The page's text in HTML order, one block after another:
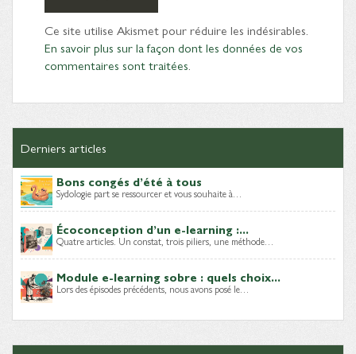
Ce site utilise Akismet pour réduire les indésirables.
En savoir plus sur la façon dont les données de vos
commentaires sont traitées
Derniers articles
Bons congés d’été à tous
Sydologie part se ressourcer et vous souhaite à…
Écoconception d’un e-learning :...
Quatre articles. Un constat, trois piliers, une méthode…
Module e-learning sobre : quels choix...
Lors des épisodes précédents, nous avons posé le…